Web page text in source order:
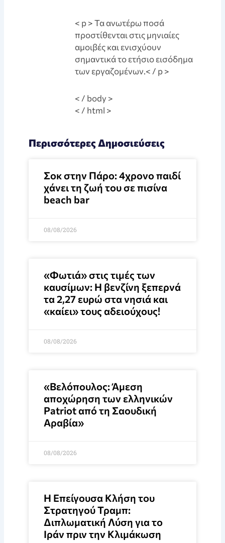
< p > Τα ανωτέρω ποσά
προστίθενται στις μηνιαίες
αμοιβές και ενισχύουν
σημαντικά το ετήσιο εισόδημα
των εργαζομένων.< / p >
< / body >
< / html >
Περισσότερες Δημοσιεύσεις
Σοκ στην Πάρο: 4χρονο παιδί
χάνει τη ζωή του σε πισίνα
beach bar
08/08/2026
«Φωτιά» στις τιμές των
καυσίμων: Η βενζίνη ξεπερνά
τα 2,27 ευρώ στα νησιά και
«καίει» τους αδειούχους!
08/08/2026
«Βελόπουλος: Άμεση
αποχώρηση των ελληνικών
Patriot από τη Σαουδική
Αραβία»
08/08/2026
Η Επείγουσα Κλήση του
Στρατηγού Τραμπ:
Διπλωματική Λύση για το
Ιράν πριν την Κλιμάκωση